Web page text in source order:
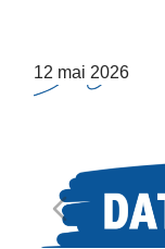
12 mai 2026